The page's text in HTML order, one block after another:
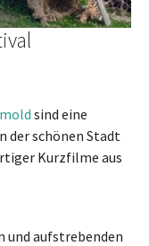
sind eine
der schönen Stadt
Kurzfilme aus
und aufstrebenden